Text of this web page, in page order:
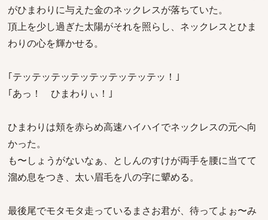
がひまわりに与えた金のネックレスが落ちていた。
頂上を少し過ぎた太陽がそれを照らし、ネックレスとひま
わりの心を輝かせる。
｢テッテッテッテッテッテッテッテッ！｣
｢あっ！ ひまわりぃ！｣
ひまわりは頬を赤らめ高速ハイハイでネックレスの元へ向
かった。
も〜しょうがないなぁ、としんのすけが両手を腰に当てて
溜め息をつき、太い眉毛を八の字に顰める。
最後尾でモタモタ走っているまさお君が、待ってよぉ〜み